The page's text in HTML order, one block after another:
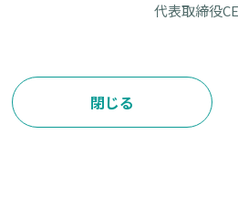
代表取締役
閉じる